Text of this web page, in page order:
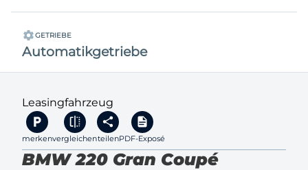
GETRIEBE
Automatikgetriebe
Leasingfahrzeug
merkenvergleichenteilenPDF-Exposé
BMW 220 Gran Coupé